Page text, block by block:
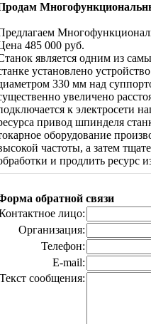
485 000 руб.
является одним из
установлено
330 мм над
увеличено
к электросети
привод шпинделя
оборудование
частоты, а затем
и продлить ресурс
обратной связи
лицо:
Организация:
Телефон:
E-mail:
Текст сообщения: